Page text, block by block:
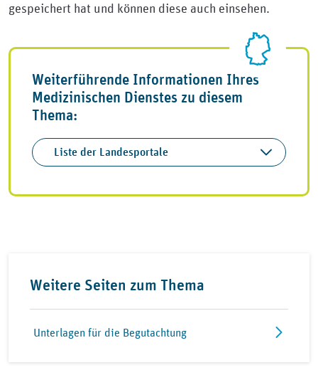
gespeichert hat und können diese auch einsehen.
Weiterführende Informationen Ihres
Medizinischen Dienstes zu diesem
Thema:
Liste der Landesportale
Weitere Seiten zum Thema
Unterlagen für die Begutachtung